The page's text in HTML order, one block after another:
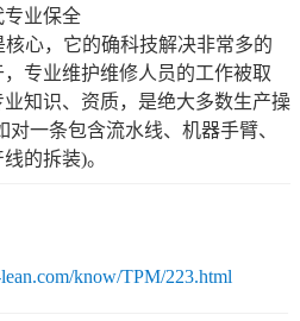
专业保全
心，它的确科技解决非常多的
专业维护维修人员的工作被取
知识、资质，是绝大多数生产操
一条包含流水线、机器手臂、
的拆装)。
know/TPM/223.html